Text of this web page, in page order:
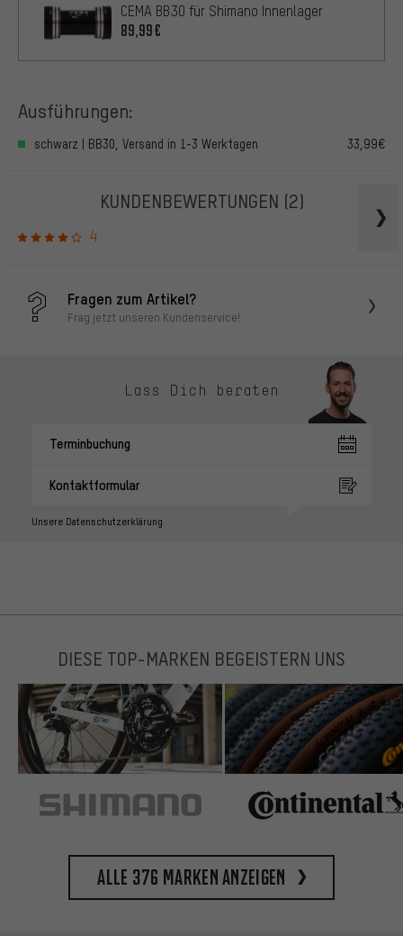
CEMA BB30 für Shimano Innenlager
89,99€
Ausführungen:
schwarz | BB30, Versand in 1-3 Werktagen 33,99€
KUNDENBEWERTUNGEN (2)
4
Fragen zum Artikel?
Frag jetzt unseren Kundenservice!
Lass Dich beraten
Terminbuchung
Kontaktformular
Unsere Datenschutzerklärung
DIESE TOP-MARKEN BEGEISTERN UNS
Alle 376 Marken anzeigen